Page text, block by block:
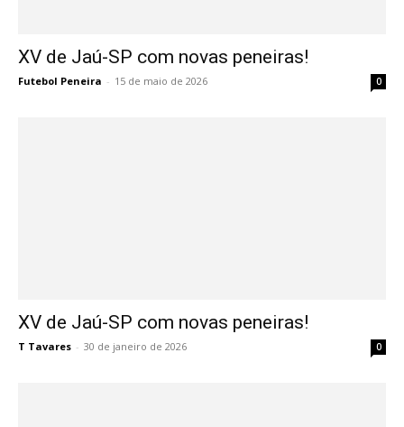
XV de Jaú-SP com novas peneiras!
Futebol Peneira - 15 de maio de 2026 0
XV de Jaú-SP com novas peneiras!
T Tavares - 30 de janeiro de 2026 0